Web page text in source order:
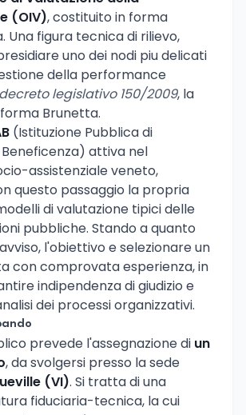
(OIV), costituito in forma
Una figura tecnica di rilievo,
uno dei nodi piu delicati
della performance
decreto legislativo 150/2009, la
Brunetta.
(Istituzione Pubblica di
attiva nel
assistenziale veneto,
questo passaggio la propria
di valutazione tipici delle
pubbliche. Stando a quanto
l'obiettivo e selezionare un
con comprovata esperienza, in
indipendenza di giudizio e
dei processi organizzativi.
prevede l'assegnazione di un
, da svolgersi presso la sede
(VI). Si tratta di una
fiduciaria-tecnica, la cui